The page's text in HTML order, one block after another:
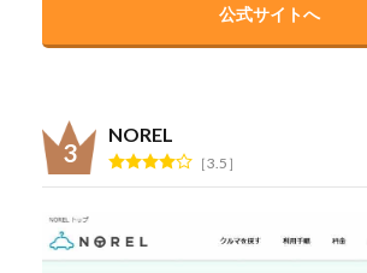
公式サイトへ
NOREL
3.5